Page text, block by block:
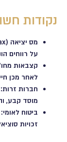
נקודות
על רווחים
קצבאות
לאחר מכן
חברות
מוסד קבע,
ביטוח לאומי
זכויות